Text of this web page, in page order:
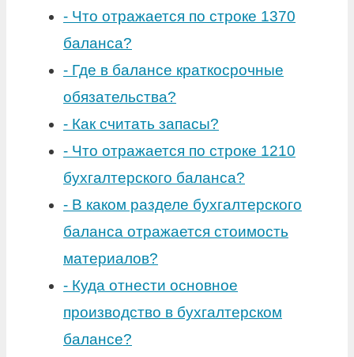
- Что отражается по строке 1370
баланса?
- Где в балансе краткосрочные
обязательства?
- Как считать запасы?
- Что отражается по строке 1210
бухгалтерского баланса?
- В каком разделе бухгалтерского
баланса отражается стоимость
материалов?
- Куда отнести основное
производство в бухгалтерском
балансе?